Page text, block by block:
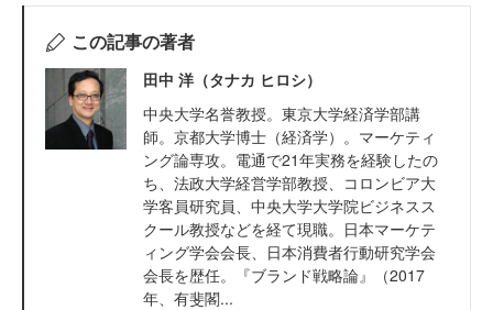
この記事の著者
田中 洋（タナカ ヒロシ）
中央大学名誉教授。東京大学経済学部講
師。京都大学博士（経済学）。マーケティ
ング論専攻。電通で21年実務を経験したの
ち、法政大学経営学部教授、コロンビア大
学客員研究員、中央大学大学院ビジネスス
クール教授などを経て現職。日本マーケテ
ィング学会会長、日本消費者行動研究学会
会長を歴任。『ブランド戦略論』（2017
年、有斐閣...